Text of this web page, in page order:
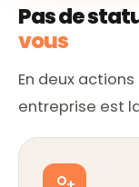
Pas de
vous
En deux
entreprise est